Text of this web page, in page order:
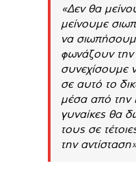
«Δεν θα
μείνουμε
να
φωνάζουν
συνεχίσουμε
σε αυτό το
μέσα από την
γυναίκες θα
τους σε
την